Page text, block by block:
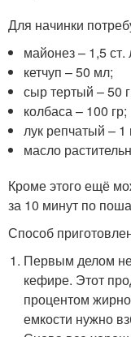
Для начинки
майонез – 1,5 ст.
кетчуп – 50 мл;
сыр тертый – 50
колбаса – 100 гр;
лук репчатый – 1
масло
Кроме этого ещё
за 10 минут по
Способ
Первым делом
кефире. Этот
процентом
емкости нужно